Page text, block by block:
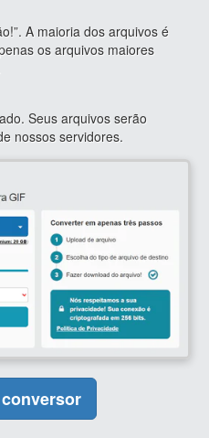
A maioria dos arquivos é
os arquivos maiores
Seus arquivos serão
nossos servidores.